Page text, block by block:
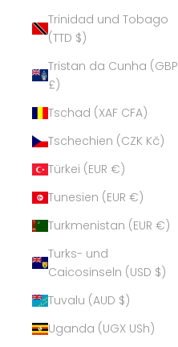
Trinidad und Tobago
(TTD $)
Tristan da Cunha (GBP
£)
Tschad (XAF CFA)
Tschechien (CZK Kč)
Türkei (EUR €)
Tunesien (EUR €)
Turkmenistan (EUR €)
Turks- und
Caicosinseln (USD $)
Tuvalu (AUD $)
Uganda (UGX USh)